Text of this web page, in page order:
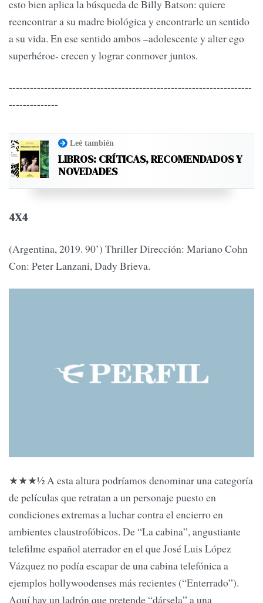
esto bien aplica la búsqueda de Billy Batson: quiere
reencontrar a su madre biológica y encontrarle un sentido
a su vida. En ese sentido ambos –adolescente y alter ego
superhéroe- crecen y lograr conmover juntos.
---------------------------------------------------------------------
--------------
Leé también
LIBROS: CRÍTICAS, RECOMENDADOS Y
NOVEDADES
4X4
(Argentina, 2019. 90’) Thriller Dirección: Mariano Cohn
Con: Peter Lanzani, Dady Brieva.
★★★1⁄2 A esta altura podríamos denominar una categoría
de películas que retratan a un personaje puesto en
condiciones extremas a luchar contra el encierro en
ambientes claustrofóbicos. De “La cabina”, angustiante
telefilme español aterrador en el que José Luis López
Vázquez no podía escapar de una cabina telefónica a
ejemplos hollywoodenses más recientes (“Enterrado”).
Aquí hay un ladrón que pretende “dársela” a una